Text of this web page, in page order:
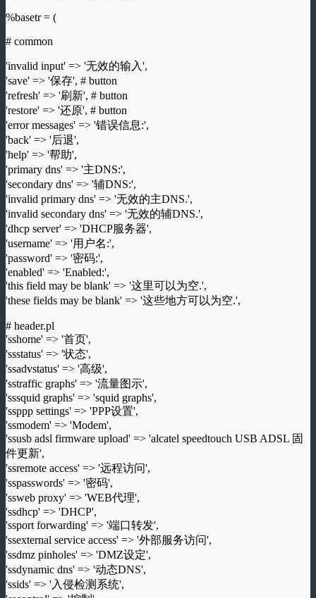
%basetr = (
# common
'invalid input' => '无效的输入',
'save' => '保存', # button
'refresh' => '刷新', # button
'restore' => '还原', # button
'error messages' => '错误信息:',
'back' => '后退',
'help' => '帮助',
'primary dns' => '主DNS:',
'secondary dns' => '辅DNS:',
'invalid primary dns' => '无效的主DNS.',
'invalid secondary dns' => '无效的辅DNS.',
'dhcp server' => 'DHCP服务器',
'username' => '用户名:',
'password' => '密码:',
'enabled' => 'Enabled:',
'this field may be blank' => '这里可以为空.',
'these fields may be blank' => '这些地方可以为空.',
# header.pl
'sshome' => '首页',
'ssstatus' => '状态',
'ssadvstatus' => '高级',
'sstraffic graphs' => '流量图示',
'sssquid graphs' => 'squid graphs',
'ssppp settings' => 'PPP设置',
'ssmodem' => 'Modem',
'ssusb adsl firmware upload' => 'alcatel speedtouch USB ADSL 固
件更新',
'ssremote access' => '远程访问',
'sspasswords' => '密码',
'ssweb proxy' => 'WEB代理',
'ssdhcp' => 'DHCP',
'ssport forwarding' => '端口转发',
'ssexternal service access' => '外部服务访问',
'ssdmz pinholes' => 'DMZ设定',
'ssdynamic dns' => '动态DNS',
'ssids' => '入侵检测系统',